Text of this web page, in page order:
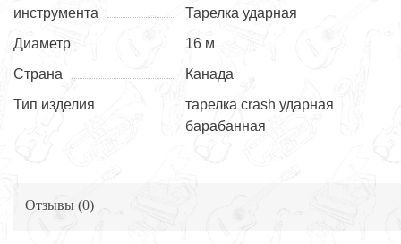
инструмента
Тарелка ударная
Диаметр
16 м
Страна
Канада
Тип изделия
тарелка crash ударная
барабанная
Отзывы (0)